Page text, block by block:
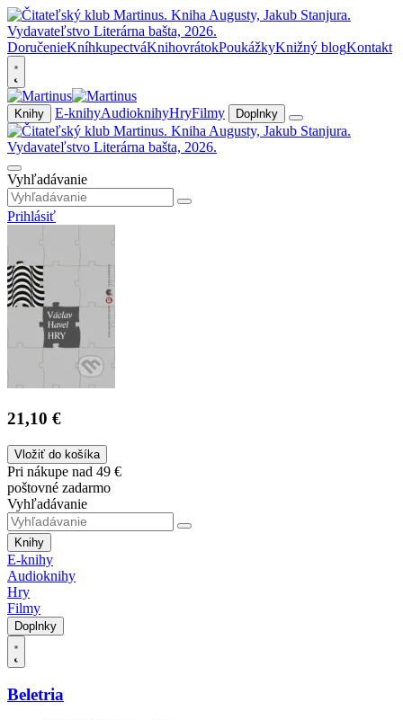
DoručenieKníhkupectváKnihovrátokPoukážkyKnižný blogKontakt
Knihy E-knihyAudioknihyHryFilmy Doplnky
Vyhľadávanie
Prihlásiť
21,10 €
Vložiť do košíka
Pri nákupe nad 49 €
poštovné zadarmo
Vyhľadávanie
Knihy
E-knihy
Audioknihy
Hry
Filmy
Doplnky
Beletria